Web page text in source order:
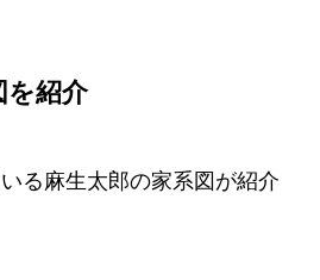
を紹介
る麻生太郎の家系図が紹介